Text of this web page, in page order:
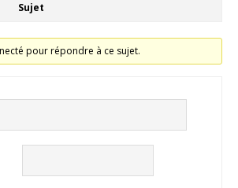
Sujet
pour répondre à ce sujet.